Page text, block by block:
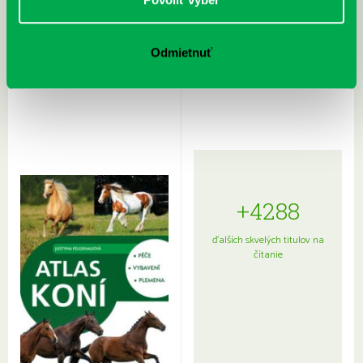
Odmietnuť
Rudź, Przemyslaw: Atlas hviezd:
Hardy, Paula: Japonsko na tanieri:
+4288
ďalších skvelých titulov na
čítanie